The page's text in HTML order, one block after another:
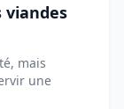
viandes
mais
une